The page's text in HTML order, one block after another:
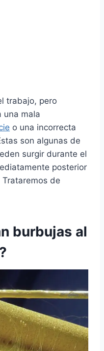
trabajo, pero
una mala
o una incorrecta
son algunas de
surgir durante el
posterior
de
burbujas al